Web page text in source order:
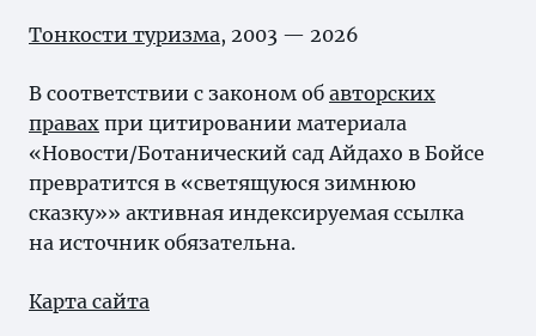
Тонкости туризма, 2003 — 2026
В соответствии с законом об авторских
правах при цитировании материала
«Новости/Ботанический сад Айдахо в Бойсе
превратится в «светящуюся зимнюю
сказку»» активная индексируемая ссылка
на источник обязательна.
Карта сайта